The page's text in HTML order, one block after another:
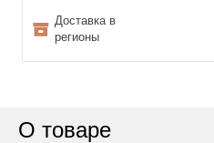
Доставка в
регионы
О товаре